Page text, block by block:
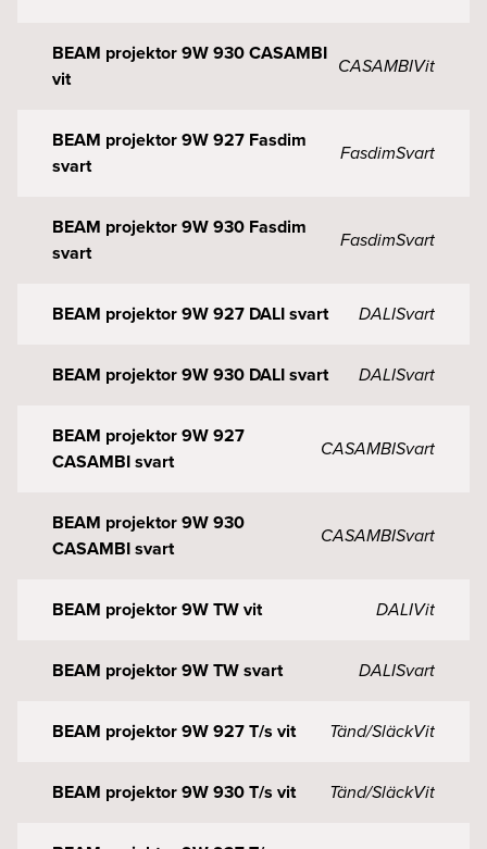
BEAM projektor 9W 930 CASAMBI
vit
CASAMBIVit
BEAM projektor 9W 927 Fasdim
svart
FasdimSvart
BEAM projektor 9W 930 Fasdim
svart
FasdimSvart
BEAM projektor 9W 927 DALI svart DALISvart
BEAM projektor 9W 930 DALI svart DALISvart
BEAM projektor 9W 927
CASAMBI svart
CASAMBISvart
BEAM projektor 9W 930
CASAMBI svart
CASAMBISvart
BEAM projektor 9W TW vit DALIVit
BEAM projektor 9W TW svart DALISvart
BEAM projektor 9W 927 T/s vit Tänd/SläckVit
BEAM projektor 9W 930 T/s vit Tänd/SläckVit